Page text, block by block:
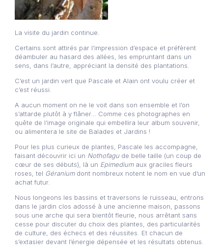
La visite du jardin continue.
Certains sont attirés par l’impression d’espace et préfèrent
déambuler au hasard des allées, les empruntant dans un
sens, dans l’autre, appréciant la densité des plantations.
C’est un jardin vert que Pascale et Alain ont voulu créer et
c’est réussi.
A aucun moment on ne le voit dans son ensemble et l’on
s’attarde plutôt à y flâner… Comme ces photographes en
quête de l’image originale qui embellira leur album souvenir,
ou alimentera le site de Balades et Jardins !
Pour les plus curieux de plantes, Pascale les accompagne,
faisant découvrir ici un Nothofagu de belle taille (un coup de
cœur de ses débuts), là un Epimediumaux graciles fleurs
roses, tel Géraniumdont nombreux notent le nom en vue d’un
achat futur.
Nous longeons les bassins et traversons le ruisseau, entrons
dans le jardin clos adossé à une ancienne maison, passons
sous une arche qui sera bientôt fleurie, nous arrêtant sans
cesse pour discuter du choix des plantes, des particularités
de culture, des échecs et des réussites. Et chacun de
s’extasier devant l’énergie dépensée et les résultats obtenus.